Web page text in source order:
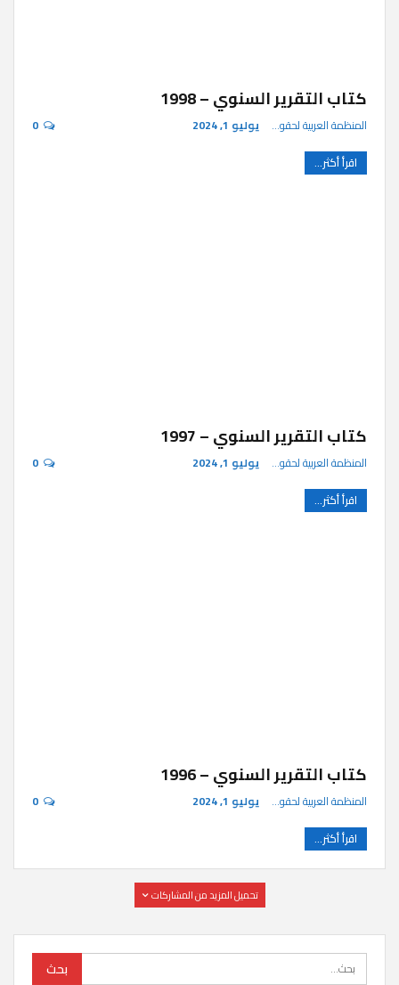
كتاب التقرير السنوي – 1998
المنظمة العربية لحقوق الإنسان يوليو 1, 2024
اقرأ أكثر...
كتاب التقرير السنوي – 1997
المنظمة العربية لحقوق الإنسان يوليو 1, 2024
اقرأ أكثر...
كتاب التقرير السنوي – 1996
المنظمة العربية لحقوق الإنسان يوليو 1, 2024
اقرأ أكثر...
تحميل المزيد من المشاركات